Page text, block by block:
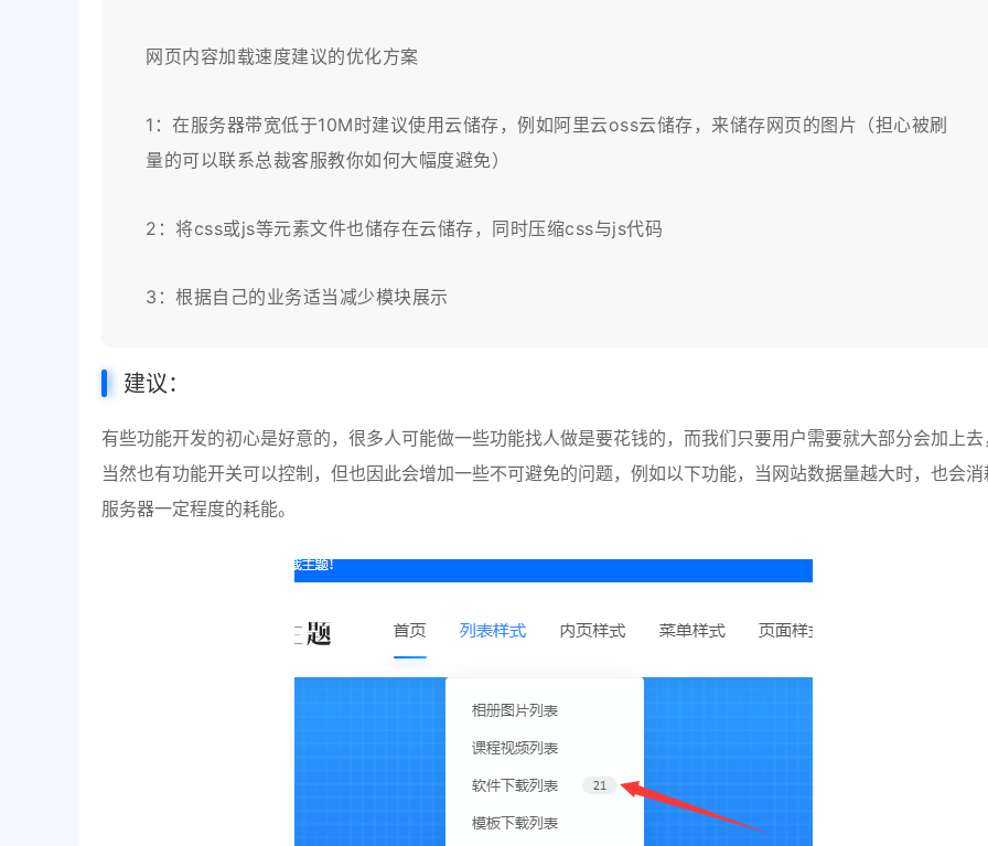
网页内容加载速度建议的优化方案
1：在服务器带宽低于10M时建议使用云储存，例如阿里云oss云储存，来储存网页的图片（担心被刷
量的可以联系总裁客服教你如何大幅度避免）
2：将css或js等元素文件也储存在云储存，同时压缩css与js代码
3：根据自己的业务适当减少模块展示
建议：
有些功能开发的初心是好意的，很多人可能做一些功能找人做是要花钱的，而我们只要用户需要就大部分会加上去
当然也有功能开关可以控制，但也因此会增加一些不可避免的问题，例如以下功能，当网站数据量越大时，也会消
服务器一定程度的耗能。